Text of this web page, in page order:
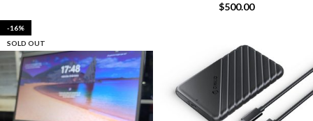
$500.00
-16%
SOLD OUT